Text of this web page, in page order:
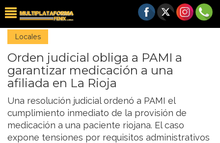
Locales
Orden judicial obliga a PAMI a
garantizar medicación a una
afiliada en La Rioja
Una resolución judicial ordenó a PAMI el
cumplimiento inmediato de la provisión de
medicación a una paciente riojana. El caso
expone tensiones por requisitos administrativos